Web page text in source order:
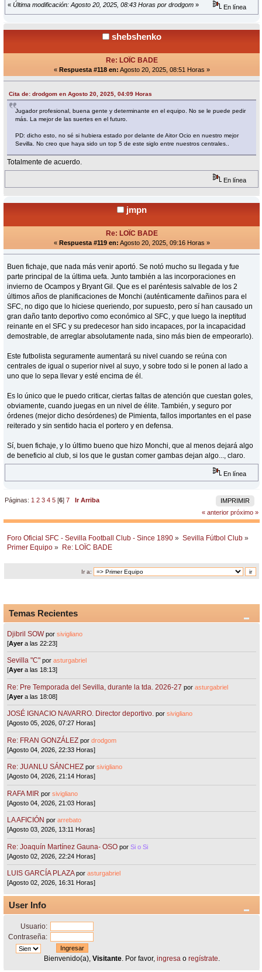
« Última modificación: Agosto 20, 2025, 08:43 Horas por drodgom » En línea
shebshenko
Re: LOÏC BADE
« Respuesta #118 en: Agosto 20, 2025, 08:51 Horas »
Cita de: drodgom en Agosto 20, 2025, 04:09 Horas
Jugador profesional, buena gente y determinante en el equipo. No se le puede pedir
más. La mejor de las suertes en el futuro.
PD: dicho esto, no sé si hubiera estado por delante de Aitor Ocio en nuestro mejor
Sevilla. No creo que haya sido un top 5 de este siglo entre nuestros centrales..
Totalmente de acuerdo.
En línea
jmpn
Re: LOÏC BADE
« Respuesta #119 en: Agosto 20, 2025, 09:16 Horas »
Buen fichaje, que nada más venir aportó. Se notó mucho su llegada y fue
parte principal de la última uefa. Junto también a las incorporaciones en
invierno de Ocampos y Bryant Gil. Que es el paréntesis salvable de los 2
últimos años de planificaciones de Monchi (auténticamente dañinos para el
SFC, no digo que lo hiciese queriendo, por supuesto, pero sí han causado un
gran daño tanto deportivo como económico al SFC, y que luego la ineptitud
reinante en el SFC y su predecesor han sido incapaces, por la incapacidad
demostrable, de arreglar absolutamente nada, sino más bien de empeorarlo).
Este futbolista seguramente aumentará su nivel cuando se reúna con
centrales de igual o superior nivel al suyo, y sobre todo si le ponen al lado a
uno que lo sepa llevar y esté encima de él.
Es lo único que le puedo criticar, ciertas faltas de atención que cuestan goles,
obviamente, cuando juegas en un nivel de élite. También, y seguro por
órdenes (mejor dicho desórdenes) de Pimienta, fallos importantes en el pase
reiterado y sin sentido hacia el portero y en defensa.
Sí, buen fichaje, y lo último bueno que hizo Monchi, que al menos dejará algo
de beneficio al club, si los que le gustan comer gambas dejan algo..., claro.
En línea
IMPRIMIR
Páginas: 1 2 3 4 5 [6]7
Ir Arriba
« anterior próximo »
Foro Oficial SFC - Sevilla Football Club - Since 1890 » Sevilla Fútbol Club »
Primer Equipo » Re: LOÏC BADE
Ir a:
Temas Recientes
Djibril SOW porsivigliano
[Ayera las 22:23]
Sevilla "C"porasturgabriel
[Ayera las 18:13]
Re: Pre Temporada del Sevilla, durante la tda. 2026-27 porasturgabriel
[Ayera las 18:08]
JOSÉ IGNACIO NAVARRO. Director deportivo. porsivigliano
[Agosto 05, 2026, 07:27 Horas]
Re: FRAN GONZÁLEZ pordrodgom
[Agosto 04, 2026, 22:33 Horas]
Re: JUANLU SÁNCHEZ porsivigliano
[Agosto 04, 2026, 21:14 Horas]
RAFA MIR porsivigliano
[Agosto 04, 2026, 21:03 Horas]
LA AFICIÓN porarrebato
[Agosto 03, 2026, 13:11 Horas]
Re: Joaquín Martínez Gauna- OSO porSi o Si
[Agosto 02, 2026, 22:24 Horas]
LUIS GARCÍA PLAZA porasturgabriel
[Agosto 02, 2026, 16:31 Horas]
User Info
Usuario:
Contraseña:
Bienvenido(a), Visitante. Por favor, ingresao regístrate.